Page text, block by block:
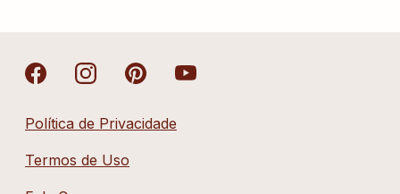
Política de Privacidade